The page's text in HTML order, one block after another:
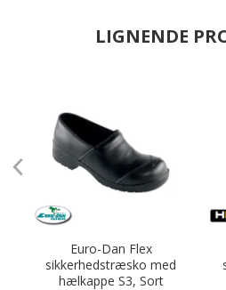
LIGNENDE
Euro-Dan Flex
sikkerhedstræsko med
hælkappe S3, Sort